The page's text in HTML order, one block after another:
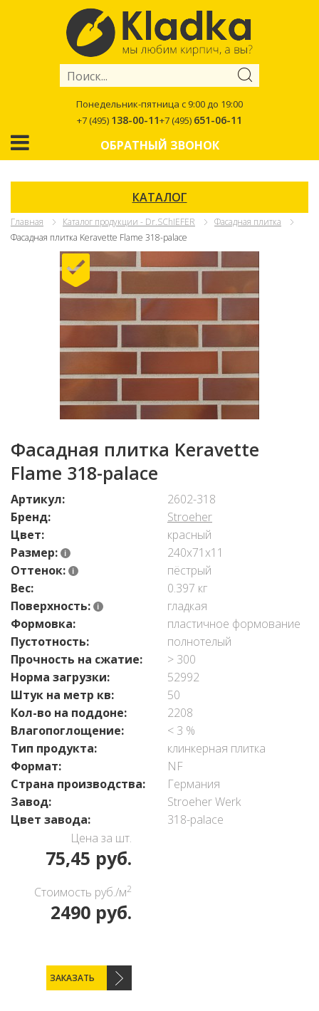
Понедельник-пятница с 9:00 до 19:00
+7 (495) 138-00-11+7 (495) 651-06-11
ОБРАТНЫЙ ЗВОНОК
КАТАЛОГ
Главная Каталог продукции - Dr.SChIEFER
Фасадная плитка
Фасадная плитка Keravette Flame 318-palace
Фасадная плитка Keravette
Flame 318-palace
Артикул:
2602-318
Бренд:
Stroeher
Цвет:
красный
Размер:
240x71x11
Оттенок:
пёстрый
Вес:
0.397 кг
Поверхность:
гладкая
Формовка:
пластичное формование
Пустотность:
полнотелый
Прочность на сжатие:
> 300
Норма загрузки:
52992
Штук на метр кв:
50
Кол-во на поддоне:
2208
Влагопоглощение:
< 3 %
Тип продукта:
клинкерная плитка
Формат:
NF
Страна производства:
Германия
Завод:
Stroeher Werk
Цвет завода:
318-palace
Цена за шт.
75,45 руб.
Стоимость руб./м2
2490 руб.
ЗАКАЗАТЬ